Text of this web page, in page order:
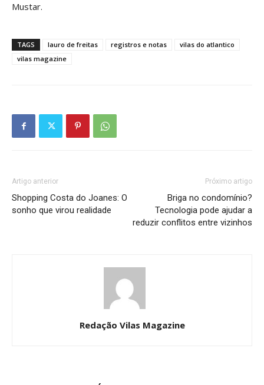
Mustar.
TAGS lauro de freitas registros e notas
vilas do atlantico
vilas magazine
Artigo anterior
Shopping Costa do Joanes: O
sonho que virou realidade
Próximo artigo
Briga no condomínio?
Tecnologia pode ajudar a
reduzir conflitos entre vizinhos
Redação Vilas Magazine